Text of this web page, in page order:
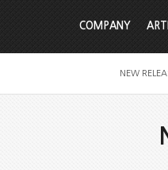
COMPANY
NEW